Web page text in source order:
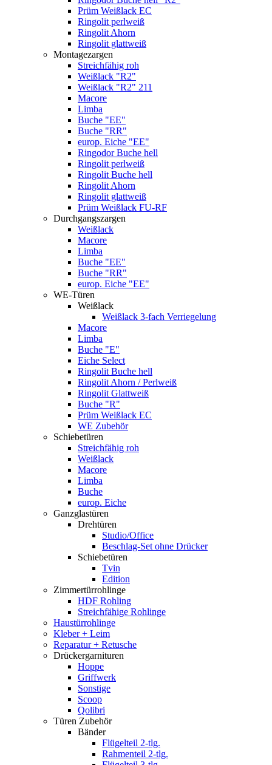
Prüm Weißlack EC
Ringolit perlweiß
Ringolit Ahorn
Ringolit glattweiß
Montagezargen
Streichfähig roh
Weißlack "R2"
Weißlack "R2" 211
Macore
Limba
Buche "EE"
Buche "RR"
europ. Eiche "EE"
Ringodor Buche hell
Ringolit perlweiß
Ringolit Buche hell
Ringolit Ahorn
Ringolit glattweiß
Prüm Weißlack FU-RF
Durchgangszargen
Weißlack
Macore
Limba
Buche "EE"
Buche "RR"
europ. Eiche "EE"
WE-Türen
Weißlack
Weißlack 3-fach Verriegelung
Macore
Limba
Buche "E"
Eiche Select
Ringolit Buche hell
Ringolit Ahorn / Perlweiß
Ringolit Glattweiß
Buche "R"
Prüm Weißlack EC
WE Zubehör
Schiebetüren
Streichfähig roh
Weißlack
Macore
Limba
Buche
europ. Eiche
Ganzglastüren
Drehtüren
Studio/Office
Beschlag-Set ohne Drücker
Schiebetüren
Tvin
Edition
Zimmertürrohlinge
HDF Rohling
Streichfähige Rohlinge
Haustürrohlinge
Kleber + Leim
Reparatur + Retusche
Drückergarnituren
Hoppe
Griffwerk
Sonstige
Scoop
Qolibri
Türen Zubehör
Bänder
Flügelteil 2-tlg.
Rahmenteil 2-tlg.